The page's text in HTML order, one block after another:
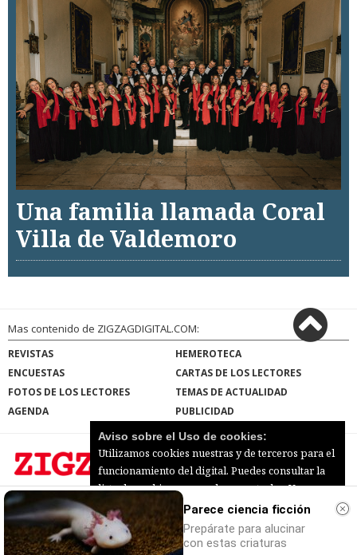
Una familia llamada Coral
Villa de Valdemoro
Mas contenido de ZIGZAGDIGITAL.COM:
REVISTAS
HEMEROTECA
ENCUESTAS
CARTAS DE LOS LECTORES
FOTOS DE LOS LECTORES
TEMAS DE ACTUALIDAD
AGENDA
PUBLICIDAD
ZIGZAGDIGITAL.COM | Términos de uso|
Protección de datos|
Mapa del sitio
© 2026 | Todos los derechos reservados
Parece ciencia ficción
Prepárate para alucinar
con estas criaturas
Aviso sobre el Uso de cookies:
Utilizamos cookies nuestras y de terceros para el
funcionamiento del digital. Puedes consultar la
lista de cookies y como desconectarlas.Ver
nuestra Política de Privacidad y Cookies
Aceptar Cookies
Personalizar